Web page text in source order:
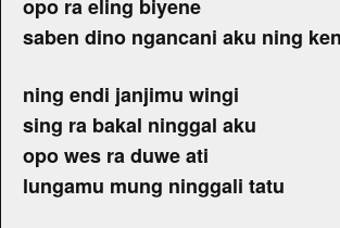
opo ra eling biyene
saben dino ngancani aku ning
ning endi janjimu wingi
sing ra bakal ninggal aku
opo wes ra duwe ati
lungamu mung ninggali tatu